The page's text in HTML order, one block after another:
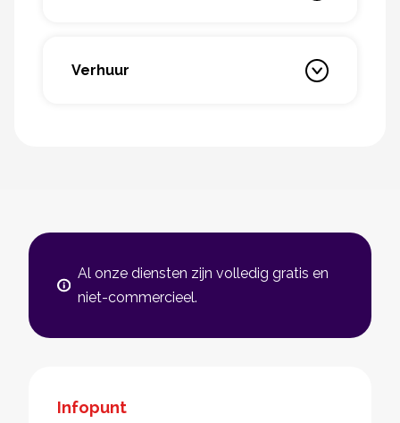
Verhuur
Al onze diensten zijn volledig gratis en
niet-commercieel.
Infopunt